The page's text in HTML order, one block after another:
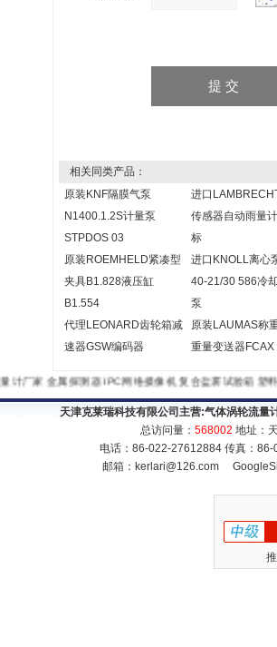
相关同类产品：
原装KNF隔膜气泵
N1400.1.2S计量泵
STPDOS 03
进口
传感器自动雨量
标
原装ROEMHELD紧凑型
夹具B1.828液压缸
B1.554
进口KNOLL离心
40-21/30 586冷
泵
代理LEONARD齿轮箱减
速器GSW编码器
原装LAUMAS称
重量变送器FCAX
流量计厂家金属探测器IPC网络摄像机 复合盐雾试验箱
天津克莱瑞科技有限公司主营:气体涡轮流量
总访问量： 568002 地址：
电话：86-022-27612884 传真：
邮箱： kerlari@126.com